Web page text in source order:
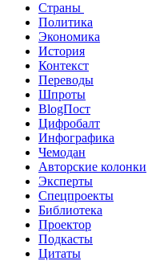
Страны
Политика
Экономика
История
Контекст
Переводы
Шпроты
BlogПост
Цифробалт
Инфографика
Чемодан
Авторские колонки
Эксперты
Спецпроекты
Библиотека
Проектор
Подкасты
Цитаты